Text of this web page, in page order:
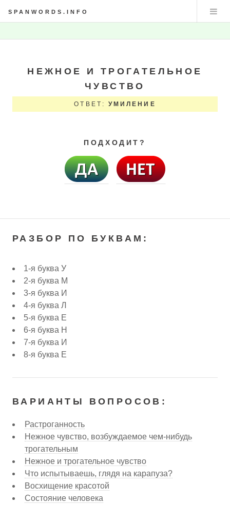
SPANWORDS.INFO
НЕЖНОЕ И ТРОГАТЕЛЬНОЕ
ЧУВСТВО
ОТВЕТ: УМИЛЕНИЕ
ПОДХОДИТ?
РАЗБОР ПО БУКВАМ:
1-я буква У
2-я буква М
3-я буква И
4-я буква Л
5-я буква Е
6-я буква Н
7-я буква И
8-я буква Е
ВАРИАНТЫ ВОПРОСОВ:
Растроганность
Нежное чувство, возбуждаемое чем-нибудь
трогательным
Нежное и трогательное чувство
Что испытываешь, глядя на карапуза?
Восхищение красотой
Состояние человека